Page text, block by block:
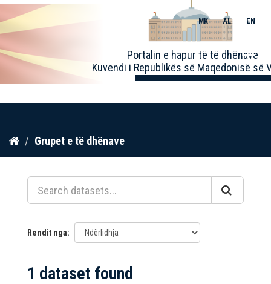
Kalo
përmbajtja
Portalin e hapur të të dhënave
Kuvendi i Republikës së Maqedonisë së
MK AL EN
Toggle
Grupet e të dhënave
Rendit nga
1 dataset found